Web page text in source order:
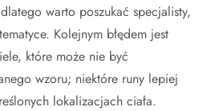
warto poszukać specjalisty,
Kolejnym błędem jest
które może nie być
wzoru; niektóre runy lepiej
lokalizacjach ciała.